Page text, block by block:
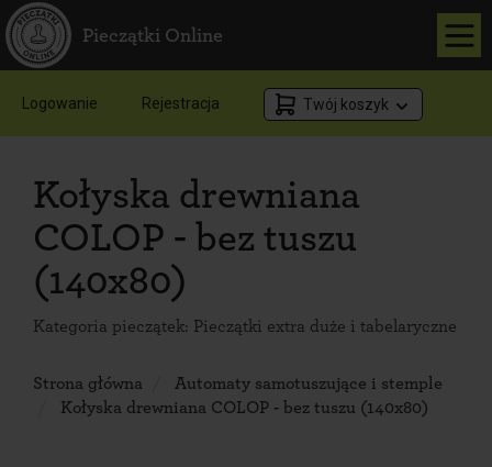
Pieczątki Online
Logowanie Rejestracja Twój koszyk
Kołyska drewniana
COLOP - bez tuszu
(140x80)
Kategoria pieczątek: Pieczątki extra duże i tabelaryczne
Strona główna
Automaty samotuszujące i stemple
Kołyska drewniana COLOP - bez tuszu (140x80)